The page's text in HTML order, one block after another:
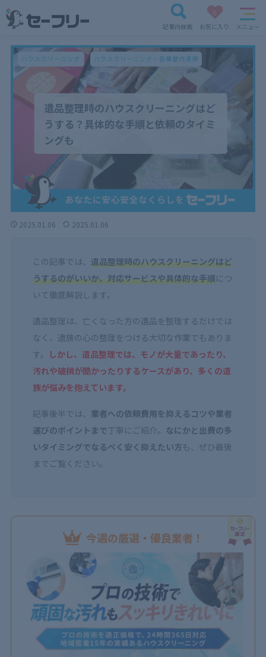
記事内検索
0
お気に入り
メニュー
遺品整理時のハウスクリーニングはど
うする？具体的な手順と依頼のタイミ
ングも
ハウスクリーニング ハウスクリーニング・各種屋内清掃
2025.01.06 2025.01.06
この記事では、 遺品整理時のハウスクリーニングはど
うするのがいいか、対応サービスや具体的な手順につ
いて徹底解説します。
遺品整理は、亡くなった方の遺品を整理するだけでは
なく、遺族の心の整理をつける大切な作業でもありま
す。 しかし、遺品整理では、モノが大量であったり、
汚れや破損が酷かったりするケースがあり、多くの遺
族が悩みを抱えています。
記事後半では、 業者への依頼費用を抑えるコツや業者
選びのポイントまで丁寧にご紹介。 なにかと出費の多
いタイミングでなるべく安く抑えたい方も、ぜひ最後
までご覧ください。
今週の厳選・優良業者！